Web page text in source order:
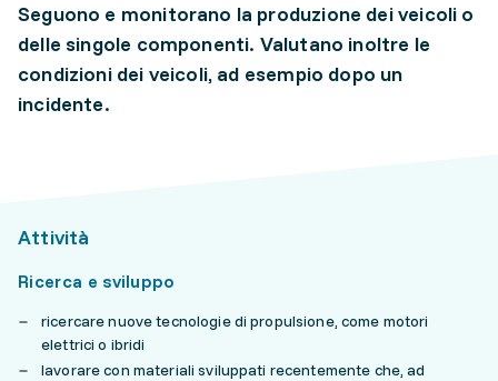
Seguono e monitorano la produzione dei veicoli o
delle singole componenti. Valutano inoltre le
condizioni dei veicoli, ad esempio dopo un
incidente.
Attività
Ricerca e sviluppo
ricercare nuove tecnologie di propulsione, come motori
elettrici o ibridi
lavorare con materiali sviluppati recentemente che, ad